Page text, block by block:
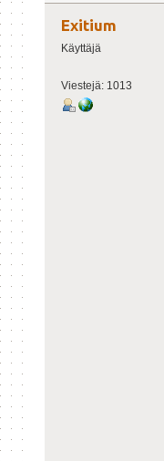
Exitium
Käyttäjä
Viestejä: 1013